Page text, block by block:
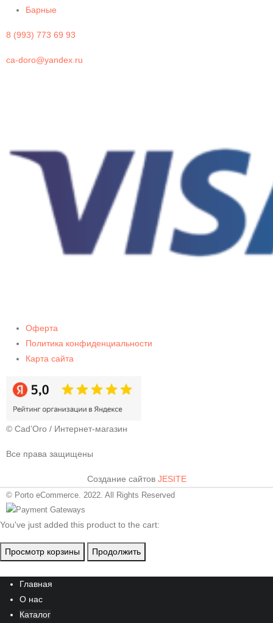
Барные
8 (993) 773 69 93
ca-doro@yandex.ru
Оферта
Политика конфиденциальности
Карта сайта
© Cad’Oro / Интернет-магазин
Все права защищены
Создание сайтов JESITE
© Porto eCommerce. 2022. All Rights Reserved
You've just added this product to the cart:
Просмотр корзины Продолжить
Главная
О нас
Каталог